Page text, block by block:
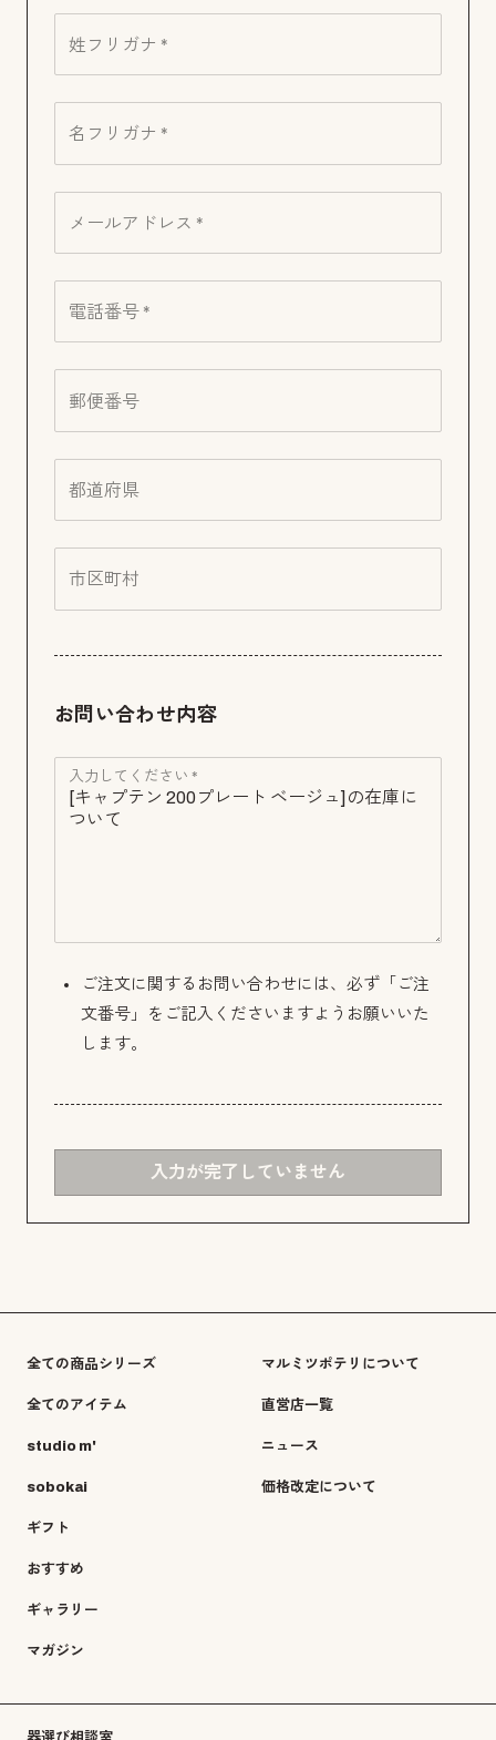
姓フリガナ *
名フリガナ *
メールアドレス *
電話番号 *
郵便番号
都道府県
市区町村
お問い合わせ内容
入力してください *
ご注文に関するお問い合わせには、必ず「ご注
文番号」をご記入くださいますようお願いいた
します。
入力が完了していません
全ての商品シリーズ
全てのアイテム
studio m'
sobokai
ギフト
おすすめ
ギャラリー
マガジン
マルミツポテリについて
直営店一覧
ニュース
価格改定について